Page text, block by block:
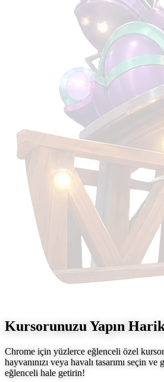
Kursorunuzu Yapın
Chrome için yüzlerce eğlenceli özel
hayvanınızı veya havalı tasarımı seçin
eğlenceli hale getirin!